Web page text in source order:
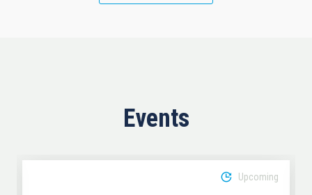
Events
Upcoming